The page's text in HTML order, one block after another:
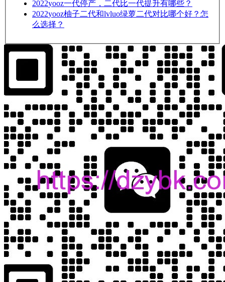
2022yooz一代停产，二代比一代提升有哪些？
2022yooz柚子二代和lvluo绿萝二代对比哪个好？怎
么选择？